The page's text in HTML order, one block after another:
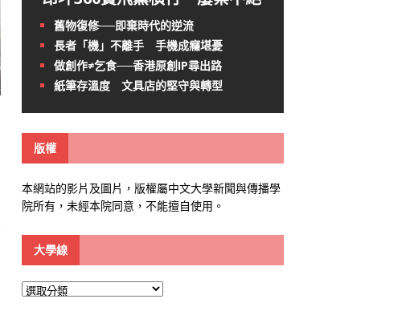
舊物復修──即棄時代的逆流
長者「機」不離手 手機成癮堪憂
做創作≠乞食──香港原創IP尋出路
紙筆存溫度 文具店的堅守與轉型
版權
本網站的影片及圖片，版權屬中文大學新聞與傳播學
院所有，未經本院同意，不能擅自使用。
大學線
大